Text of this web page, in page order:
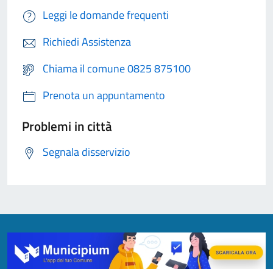
Leggi le domande frequenti
Richiedi Assistenza
Chiama il comune 0825 875100
Prenota un appuntamento
Problemi in città
Segnala disservizio